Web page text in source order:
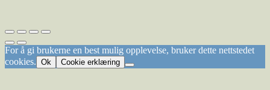
For å gi brukerne en best mulig opplevelse, bruker dette nettstedet
cookies. Ok Cookie erklæring